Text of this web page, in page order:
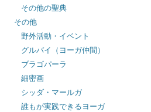
その他の聖典
その他
野外活動・イベント
グルバイ（ヨーガ仲間）
ブラゴパーラ
細密画
シッダ・マールガ
誰もが実践できるヨーガ